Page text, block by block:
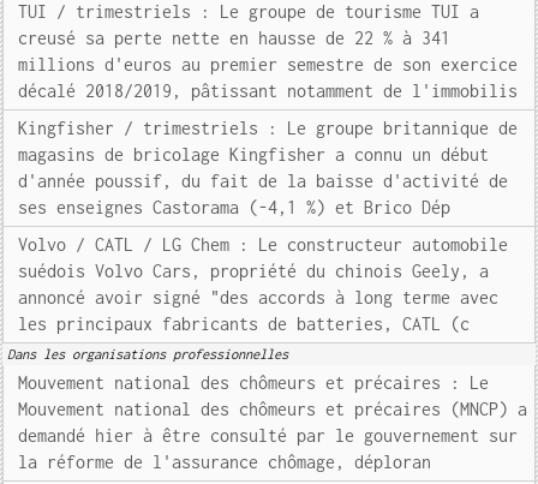
TUI / trimestriels : Le groupe de tourisme TUI a
creusé sa perte nette en hausse de 22 % à 341
millions d'euros au premier semestre de son exercice
décalé 2018/2019, pâtissant notamment de l'immobilis
Kingfisher / trimestriels : Le groupe britannique de
magasins de bricolage Kingfisher a connu un début
d'année poussif, du fait de la baisse d'activité de
ses enseignes Castorama (-4,1 %) et Brico Dép
Volvo / CATL / LG Chem : Le constructeur automobile
suédois Volvo Cars, propriété du chinois Geely, a
annoncé avoir signé "des accords à long terme avec
les principaux fabricants de batteries, CATL (c
Dans les organisations professionnelles
Mouvement national des chômeurs et précaires : Le
Mouvement national des chômeurs et précaires (MNCP) a
demandé hier à être consulté par le gouvernement sur
la réforme de l'assurance chômage, déploran